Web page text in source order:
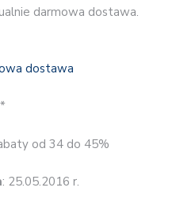
darmowa dostawa.
*
od 34 do 45%
: 25.05.2016 r.